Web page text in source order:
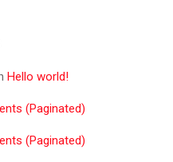
Hello world!
(Paginated)
(Paginated)